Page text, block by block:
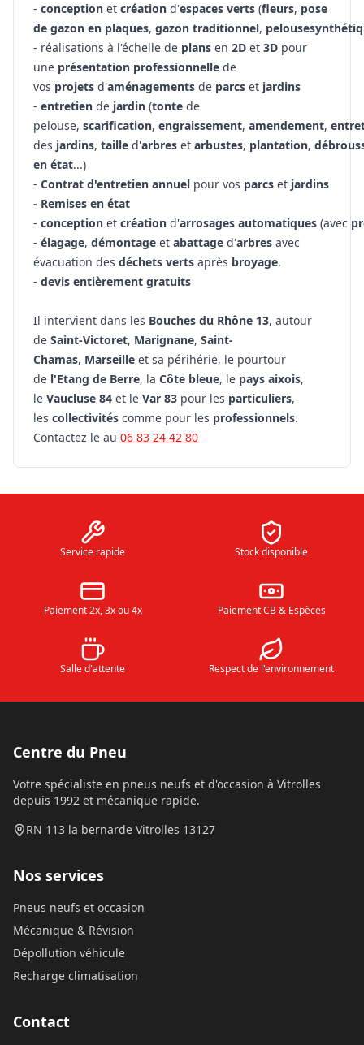
- conception et création d'espaces verts (fleurs, pose
de gazon en plaques, gazon traditionnel, pelouse
- réalisations à l'échelle de plans en 2D et 3D pour
une présentation professionnelle de
vos projets d'aménagements de parcs et jardins
- entretien de jardin (tonte de
pelouse, scarification, engraissement, amendement,
des jardins, taille d'arbres et arbustes, plantation,
en état...)
- Contrat d'entretien annuel pour vos parcs et jardins
- Remises en état
- conception et création d'arrosages automatiques (avec
- élagage, démontage et abattage d'arbres avec
évacuation des déchets verts après broyage.
- devis entièrement gratuits
Il intervient dans les Bouches du Rhône 13, autour
de Saint-Victoret, Marignane, Saint-
Chamas, Marseille et sa périhérie, le pourtour
de l'Etang de Berre, la Côte bleue, le pays aixois,
le Vaucluse 84 et le Var 83 pour les particuliers,
les collectivités comme pour les professionnels.
Contactez le au 06 83 24 42 80
Service rapide Stock disponible
Paiement 2x, 3x ou 4x Paiement CB & Espèces
Salle d'attente Respect de l'environnement
Centre du Pneu
Votre spécialiste en pneus neufs et d'occasion à Vitrolles
depuis 1992 et mécanique rapide.
RN 113 la bernarde Vitrolles 13127
Nos services
Pneus neufs et occasion
Mécanique & Révision
Dépollution véhicule
Recharge climatisation
Contact